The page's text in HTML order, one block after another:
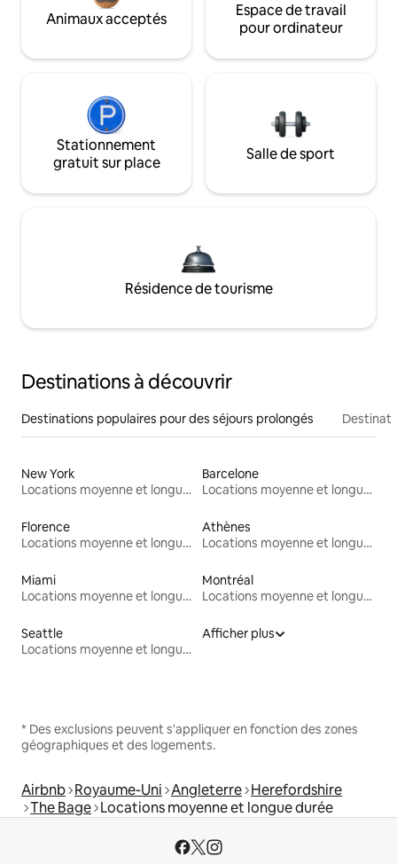
Animaux acceptés
Espace de travail
pour ordinateur
Stationnement
gratuit sur place
Salle de sport
Résidence de tourisme
Destinations à découvrir
Destinations populaires pour des séjours prolongés
New York
Locations moyenne et longue durée
Barcelone
Locations moyenne et longue durée
Florence
Locations moyenne et longue durée
Athènes
Locations moyenne et longue durée
Miami
Locations moyenne et longue durée
Montréal
Locations moyenne et longue durée
Seattle
Locations moyenne et longue durée
Afficher plus
* Des exclusions peuvent s'appliquer en fonction des zones
géographiques et des logements.
Airbnb Royaume-Uni Angleterre Herefordshire
The Bage Locations moyenne et longue durée